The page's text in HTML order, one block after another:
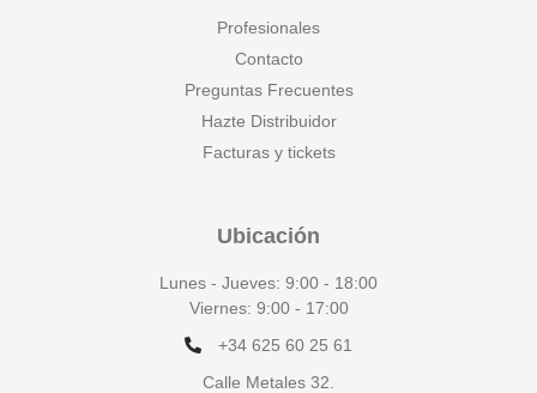
Profesionales
Contacto
Preguntas Frecuentes
Hazte Distribuidor
Facturas y tickets
Ubicación
Lunes - Jueves: 9:00 - 18:00
Viernes: 9:00 - 17:00
+34 625 60 25 61
Calle Metales 32.